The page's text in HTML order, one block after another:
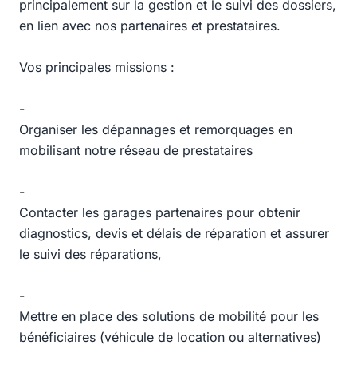
principalement sur la gestion et le suivi des dossiers,
en lien avec nos partenaires et prestataires.
Vos principales missions :
-
Organiser les dépannages et remorquages en
mobilisant notre réseau de prestataires
-
Contacter les garages partenaires pour obtenir
diagnostics, devis et délais de réparation et assurer
le suivi des réparations,
-
Mettre en place des solutions de mobilité pour les
bénéficiaires (véhicule de location ou alternatives)